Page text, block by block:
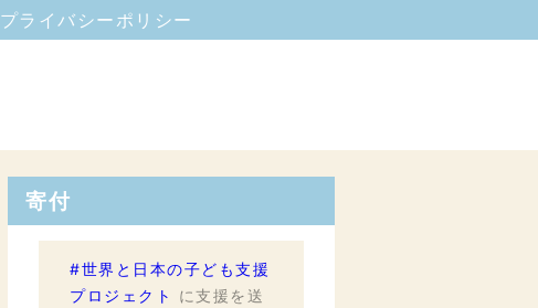
プライバシーポリシー
寄付
#世界と日本の子ども支援
プロジェクト
に支援を送